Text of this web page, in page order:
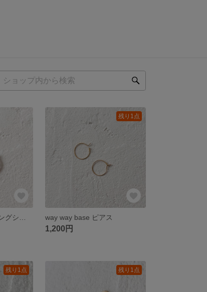
残り1点
way way base ピアス
1,200円
残り1点 残り1点